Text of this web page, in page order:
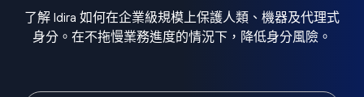
了解 Idira 如何在企業級規模上保護人類、機器及代理式
身分。在不拖慢業務進度的情況下，降低身分風險。